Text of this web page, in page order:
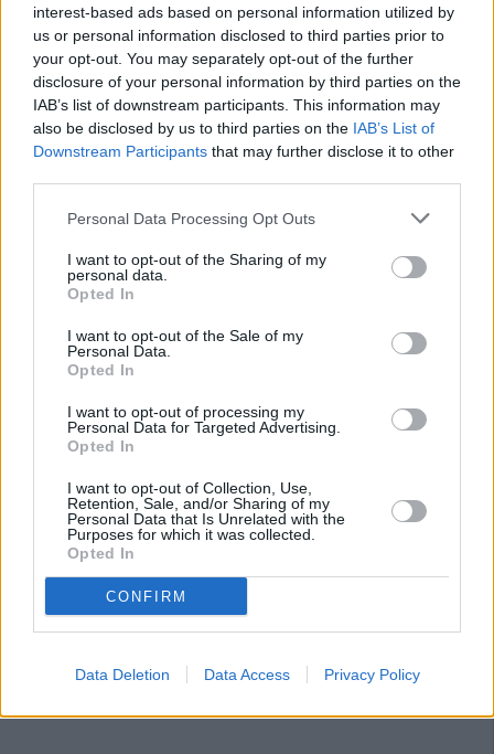
interest-based ads based on personal information utilized by
us or personal information disclosed to third parties prior to
your opt-out. You may separately opt-out of the further
disclosure of your personal information by third parties on the
IAB’s list of downstream participants. This information may
also be disclosed by us to third parties on the IAB’s List of
Downstream Participants that may further disclose it to other
Personal Data Processing Opt Outs
I want to opt-out of the Sharing of my
personal data.
Opted In
I want to opt-out of the Sale of my
Personal Data.
Opted In
I want to opt-out of processing my
Personal Data for Targeted Advertising.
Opted In
I want to opt-out of Collection, Use,
Retention, Sale, and/or Sharing of my
Personal Data that Is Unrelated with the
Purposes for which it was collected.
Opted In
CONFIRM
Data Deletion Data Access Privacy Policy
dependencias de la Comisaría, donde se le abrieron las
oportunas diligencias.